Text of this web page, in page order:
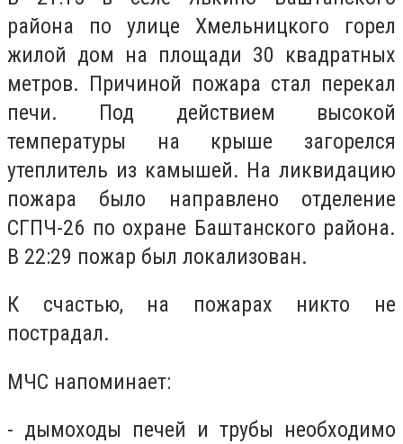
района по улице Хмельницкого горел
жилой дом на площади 30 квадратных
метров. Причиной пожара стал перекал
печи. Под действием высокой
температуры на крыше загорелся
утеплитель из камышей. На ликвидацию
пожара было направлено отделение
СГПЧ-26 по охране Баштанского района.
В 22:29 пожар был локализован.
К счастью, на пожарах никто не
пострадал.
МЧС напоминает:
- дымоходы печей и трубы необходимо